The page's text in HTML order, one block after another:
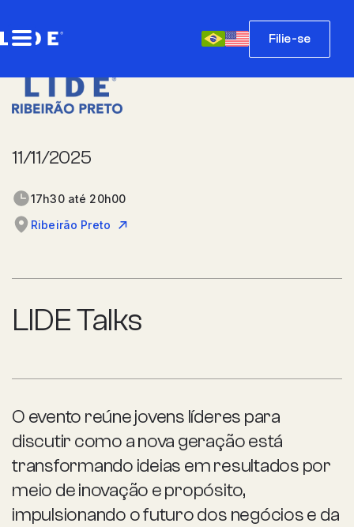
Filie-se
11/11/2025
17h30 até 20h00
Ribeirão Preto
LIDE Talks
O evento reúne jovens líderes para
discutir como a nova geração está
transformando ideias em resultados por
meio de inovação e propósito,
impulsionando o futuro dos negócios e da